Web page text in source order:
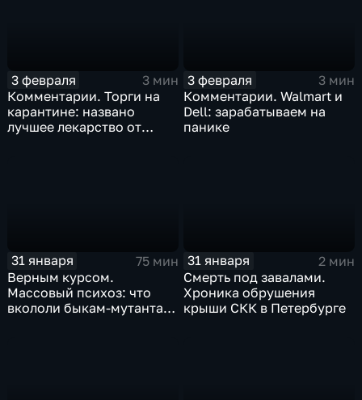
3 февраля
3 мин
Комментарии. Торги на
карантине: названо
лучшее лекарство от
3 февраля
3 мин
Комментарии. Walmart и
Dell: зарабатываем на
панике
31 января
75 мин
Верным курсом.
Массовый психоз: что
вкололи быкам-мутантам,
31 января
2 мин
Смерть под завалами.
Хроника обрушения
крыши СКК в Петербурге